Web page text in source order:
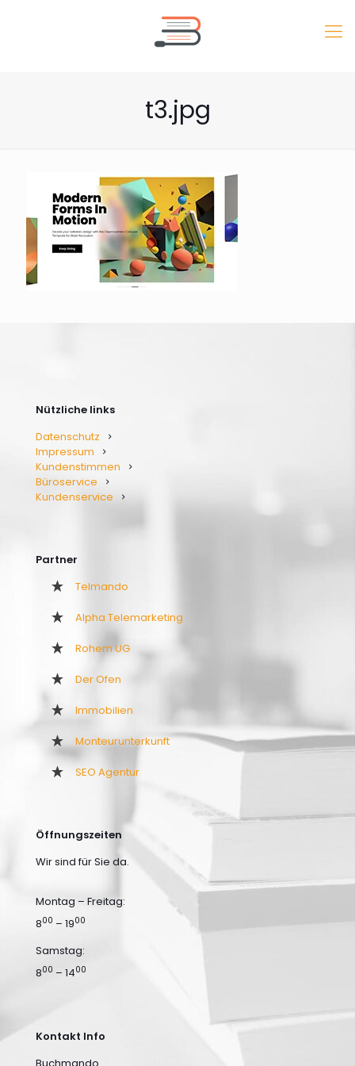
t3.jpg
Nützliche links
Datenschutz
Impressum
Kundenstimmen
Büroservice
Kundenservice
Partner
Telmando
Alpha Telemarketing
Rohem UG
Der Ofen
Immobilien
Monteurunterkunft
SEO Agentur
Öffnungszeiten
Wir sind für Sie da.
Montag – Freitag:
800 – 1900
Samstag:
800 – 1400
Kontakt Info
Buchmando